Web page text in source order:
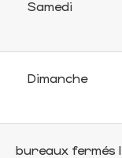
Samedi
Dimanche
bureaux fermés